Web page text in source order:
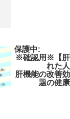
保護中:
※確認用※【肝
れた人
肝機能の改善
題の健